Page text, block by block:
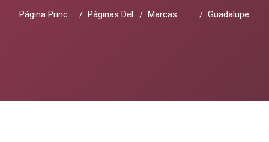
Página Principal Páginas Del SitioMarcas Guadalupetolbert